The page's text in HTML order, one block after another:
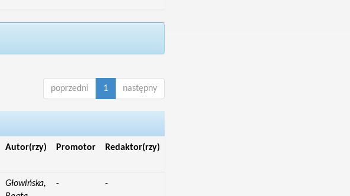
poprzedni 1 następny
Autor(rzy) Promotor Redaktor(rzy)
Głowińska,
- -